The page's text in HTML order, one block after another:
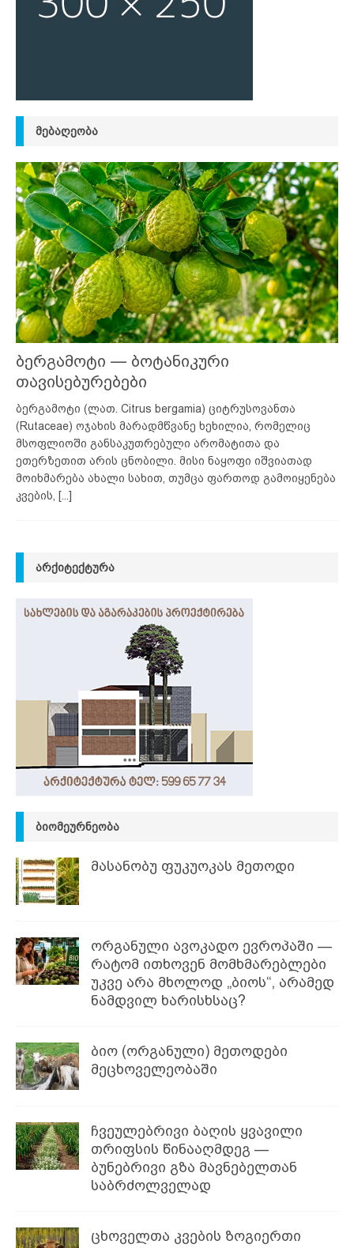
ᲛᲔᲑᲐᲦᲔᲝᲑᲐ
ბერგამოტი — ბოტანიკური
თავისებურებები
ბერგამოტი (ლათ. Citrus bergamia) ციტრუსოვანთა
(Rutaceae) ოჯახის მარადმწვანე ხეხილია, რომელიც
მსოფლიოში განსაკუთრებული არომატითა და
ეთერზეთით არის ცნობილი. მისი ნაყოფი იშვიათად
მოიხმარება ახალი სახით, თუმცა ფართოდ გამოიყენება
კვების, [...]
ᲐᲠᲥᲘᲢᲔᲥᲢᲣᲠᲐ
ᲑᲘᲝᲛᲔᲣᲠᲜᲔᲝᲑᲐ
მასანობუ ფუკუოკას მეთოდი
ორგანული ავოკადო ევროპაში —
რატომ ითხოვენ მომხმარებლები
უკვე არა მხოლოდ „ბიოს“, არამედ
ნამდვილ ხარისხსაც?
ბიო (ორგანული) მეთოდები
მეცხოველეობაში
ჩვეულებრივი ბაღის ყვავილი
თრიფსის წინააღმდეგ —
ბუნებრივი გზა მავნებელთან
საბრძოლველად
ცხოველთა კვების ზოგიერთი